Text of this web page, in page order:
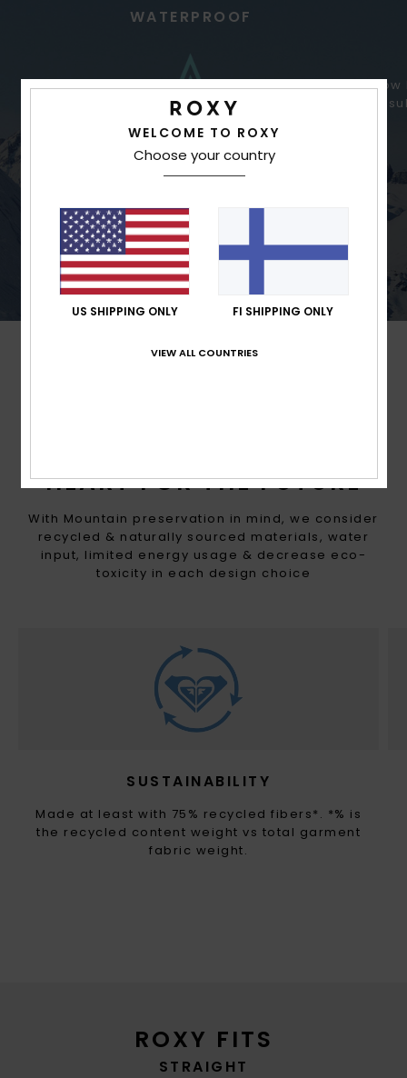
ROXY FITS
STRAIGHT
HEART FOR THE FUTURE
With Mountain preservation in mind, we consider
recycled & naturally sourced materials, water
input, limited energy usage & decrease eco-
toxicity in each design choice
SUSTAINABILITY
Made at least with 75% recycled fibers*. *% is
the recycled content weight vs total garment
fabric weight.
WATERPROOF
Excellent waterproofing for extreme
precipitation
WELCOME TO ROXY
Choose your country
US SHIPPING ONLY FI SHIPPING ONLY
VIEW ALL COUNTRIES